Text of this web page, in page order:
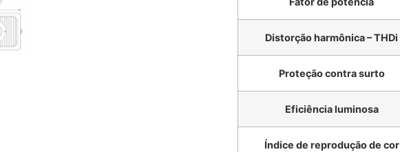
Distorção harmônica – THDi
Proteção contra surto
Eficiência luminosa
Índice de reprodução de cor